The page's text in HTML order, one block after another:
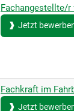
Fachangestellte/
Jetzt
Fachkraft im
Jetzt